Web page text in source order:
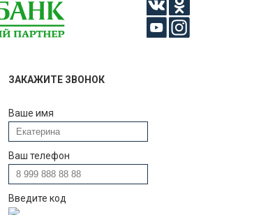
ЗАКАЖИТЕ ЗВОНОК
Ваше имя
Ваш телефон
Введите код